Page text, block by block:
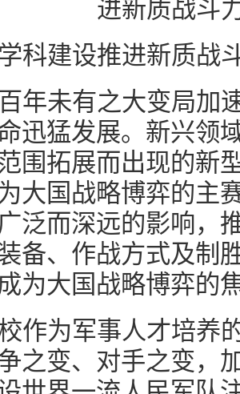
科建设推进新质战
年未有之大变局加
迅猛发展。新兴领
围拓展而出现的新
大国战略博弈的主
泛而深远的影响，
备、作战方式及制
为大国战略博弈的
作为军事人才培养
之变、对手之变，